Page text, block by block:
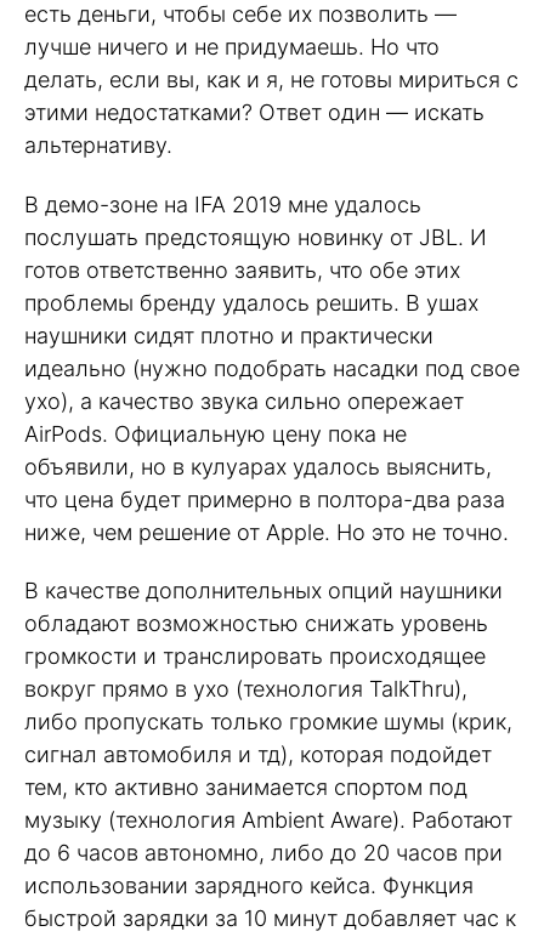
есть деньги, чтобы себе их позволить —
лучше ничего и не придумаешь. Но что
делать, если вы, как и я, не готовы мириться с
этими недостатками? Ответ один — искать
альтернативу.
В демо-зоне на IFA 2019 мне удалось
послушать предстоящую новинку от JBL. И
готов ответственно заявить, что обе этих
проблемы бренду удалось решить. В ушах
наушники сидят плотно и практически
идеально (нужно подобрать насадки под свое
ухо), а качество звука сильно опережает
AirPods. Официальную цену пока не
объявили, но в кулуарах удалось выяснить,
что цена будет примерно в полтора-два раза
ниже, чем решение от Apple. Но это не точно.
В качестве дополнительных опций наушники
обладают возможностью снижать уровень
громкости и транслировать происходящее
вокруг прямо в ухо (технология TalkThru),
либо пропускать только громкие шумы (крик,
сигнал автомобиля и тд), которая подойдет
тем, кто активно занимается спортом под
музыку (технология Ambient Aware). Работают
до 6 часов автономно, либо до 20 часов при
использовании зарядного кейса. Функция
быстрой зарядки за 10 минут добавляет час к